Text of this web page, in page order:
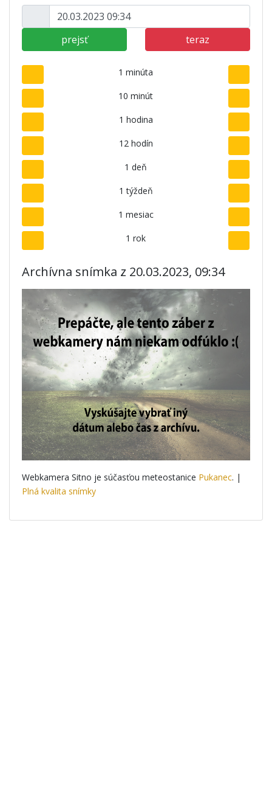
prejsť teraz
1 minúta
10 minút
1 hodina
12 hodín
1 deň
1 týždeň
1 mesiac
1 rok
Archívna snímka z 20.03.2023, 09:34
Webkamera Sitno je súčasťou meteostanice Pukanec. |
Plná kvalita snímky